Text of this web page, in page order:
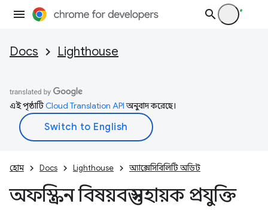
Docs Lighthouse
এই পৃষ্ঠাটিCloud Translation APIঅনুবাদ করেছে।
হোম Docs Lighthouse অ্যাক্সেসিবিলিটি অডিট
অফস্ক্রিন বিষয়বস্তু সহায়ক প্রযুক্তি